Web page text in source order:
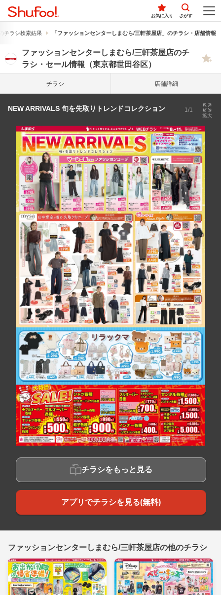
お気に入り さがす
チラシ検索結果 「ファッションセンターしまむら/三軒茶屋店」のチラシ・店舗情報
ファッションセンターしまむら/三軒茶屋店のチ
ラシ・セール情報（東京都世田谷区）
チラシ 店舗詳細
NEW ARRIVALS 旬を先取りトレンドコレクション 1/1
拡大
チラシをもっと見る
アプリでチラシを見る(無料)
ファッションセンターしまむら/三軒茶屋店の他のチラシ